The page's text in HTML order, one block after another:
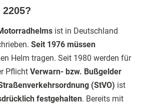
ist in Deutschland
Seit 1976 müssen
Helm tragen. Seit 1980 werden für
Pflicht Verwarn- bzw. Bußgelder
(StVO) ist
festgehalten. Bereits mit